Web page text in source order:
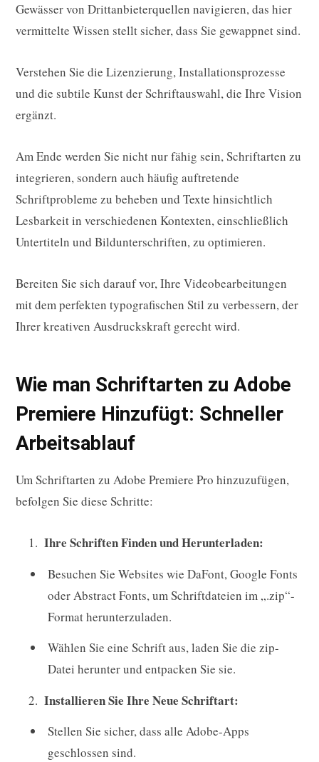
Gewässer von Drittanbieterquellen navigieren, das hier
vermittelte Wissen stellt sicher, dass Sie gewappnet sind.
Verstehen Sie die Lizenzierung, Installationsprozesse
und die subtile Kunst der Schriftauswahl, die Ihre Vision
ergänzt.
Am Ende werden Sie nicht nur fähig sein, Schriftarten zu
integrieren, sondern auch häufig auftretende
Schriftprobleme zu beheben und Texte hinsichtlich
Lesbarkeit in verschiedenen Kontexten, einschließlich
Untertiteln und Bildunterschriften, zu optimieren.
Bereiten Sie sich darauf vor, Ihre Videobearbeitungen
mit dem perfekten typografischen Stil zu verbessern, der
Ihrer kreativen Ausdruckskraft gerecht wird.
Wie man Schriftarten zu Adobe
Premiere Hinzufügt: Schneller
Arbeitsablauf
Um Schriftarten zu Adobe Premiere Pro hinzuzufügen,
befolgen Sie diese Schritte:
Ihre Schriften Finden und Herunterladen:
Besuchen Sie Websites wie DaFont, Google Fonts
oder Abstract Fonts, um Schriftdateien im „.zip“-
Format herunterzuladen.
Wählen Sie eine Schrift aus, laden Sie die zip-
Datei herunter und entpacken Sie sie.
Installieren Sie Ihre Neue Schriftart:
Stellen Sie sicher, dass alle Adobe-Apps
geschlossen sind.